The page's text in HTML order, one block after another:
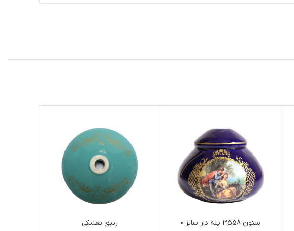
ستون 3558 پله دار سایز 0 زنبق نعلبکی